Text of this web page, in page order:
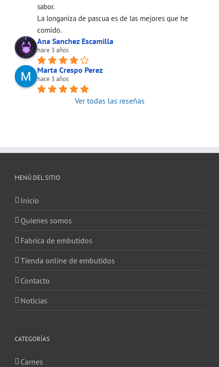
sabor.
La longaniza de pascua es de las mejores que he
comido.
Ana Sanchez Escamilla
hace 3 años
Marta Crespo Perez
hace 3 años
Ver todas las reseñas
MENÚ DEL SITIO
Inicio
Quienes somos
Fabrica de embutidos
Tienda online de embutidos
Contacto
Noticias
CATEGORÍAS
Carnes